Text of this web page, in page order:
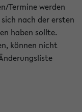
Termine werden
nach der ersten
haben sollte.
können nicht